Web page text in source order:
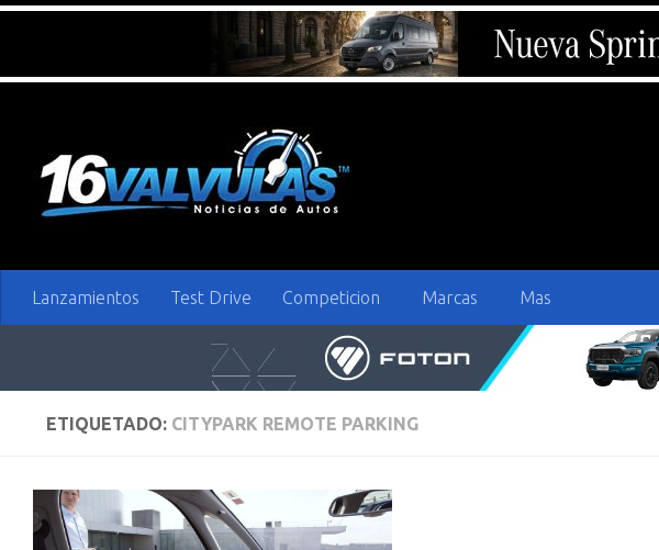
Lanzamientos Test Drive Competicion Marcas Mas
ETIQUETADO: CITYPARK REMOTE PARKING